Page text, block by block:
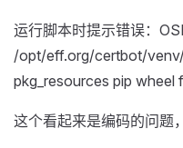
运行脚本时提示错误：
/opt/eff.org/certbot/
pkg_resources pip wheel
这个看起来是编码的问题